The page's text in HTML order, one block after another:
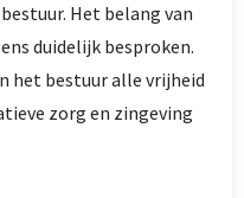
Het belang van
duidelijk besproken.
het bestuur alle vrijheid
zorg en zingeving